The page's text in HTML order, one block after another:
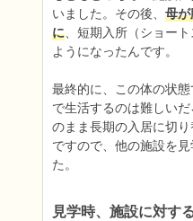
いました。その後、 母
に、短期入所（ショー
ようになったんです。
最終的に、この体の状
で生活するのは難しい
のまま長期の入居に切り
ですので、他の施設を
た。
見学時、施設に対す